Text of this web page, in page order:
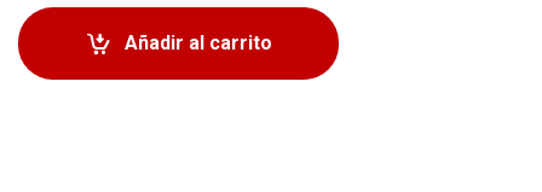
Añadir al carrito